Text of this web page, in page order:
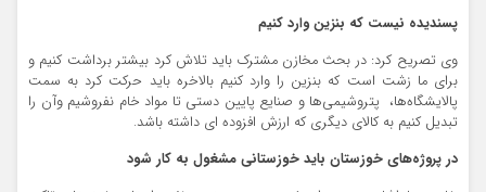
پسندیده نیست که بنزین وارد کنیم
وی تصریح کرد: در بحث مخازن مشترک باید تلاش کرد بیشتر برداشت کنیم و
برای ما زشت است که بنزین را وارد کنیم بالاخره باید حرکت کرد به سمت
پالایشگاه‌ها، پتروشیمی‌ها و صنایع پایین دستی تا مواد خام نفروشیم وآن را
تبدیل کنیم به کالای دیگری که ارزش افزوده ای داشته باشد.
در پروژه‌های خوزستان باید خوزستانی مشغول به کار شود